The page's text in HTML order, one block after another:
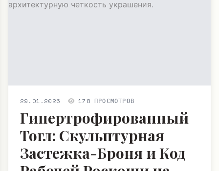
29.01.2026 178 ПРОСМОТРОВ
Гипертрофированный
Тогл: Скульптурная
Застежка-Броня и Код